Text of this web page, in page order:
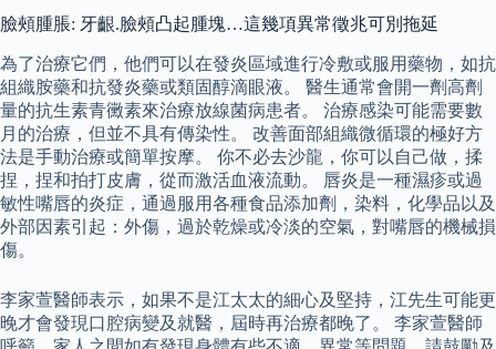
臉頰腫脹: 牙齦.臉頰凸起腫塊…這幾項異常徵兆可別拖延
為了治療它們，他們可以在發炎區域進行冷敷或服用藥物，如抗
組織胺藥和抗發炎藥或類固醇滴眼液。 醫生通常會開一劑高劑
量的抗生素青黴素來治療放線菌病患者。 治療感染可能需要數
月的治療，但並不具有傳染性。 改善面部組織微循環的極好方
法是手動治療或簡單按摩。 你不必去沙龍，你可以自己做，揉
捏，捏和拍打皮膚，從而激活血液流動。 唇炎是一種濕疹或過
敏性嘴唇的炎症，通過服用各種食品添加劑，染料，化學品以及
外部因素引起：外傷，過於乾燥或冷淡的空氣，對嘴唇的機械損
傷。
李家萱醫師表示，如果不是江太太的細心及堅持，江先生可能更
晚才會發現口腔病變及就醫，屆時再治療都晚了。 李家萱醫師